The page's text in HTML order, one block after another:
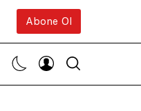
Abone Ol